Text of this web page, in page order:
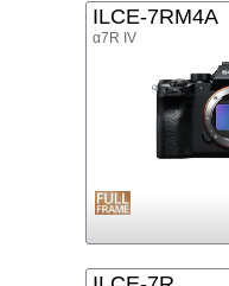
ILCE-7RM4A
α7R IV